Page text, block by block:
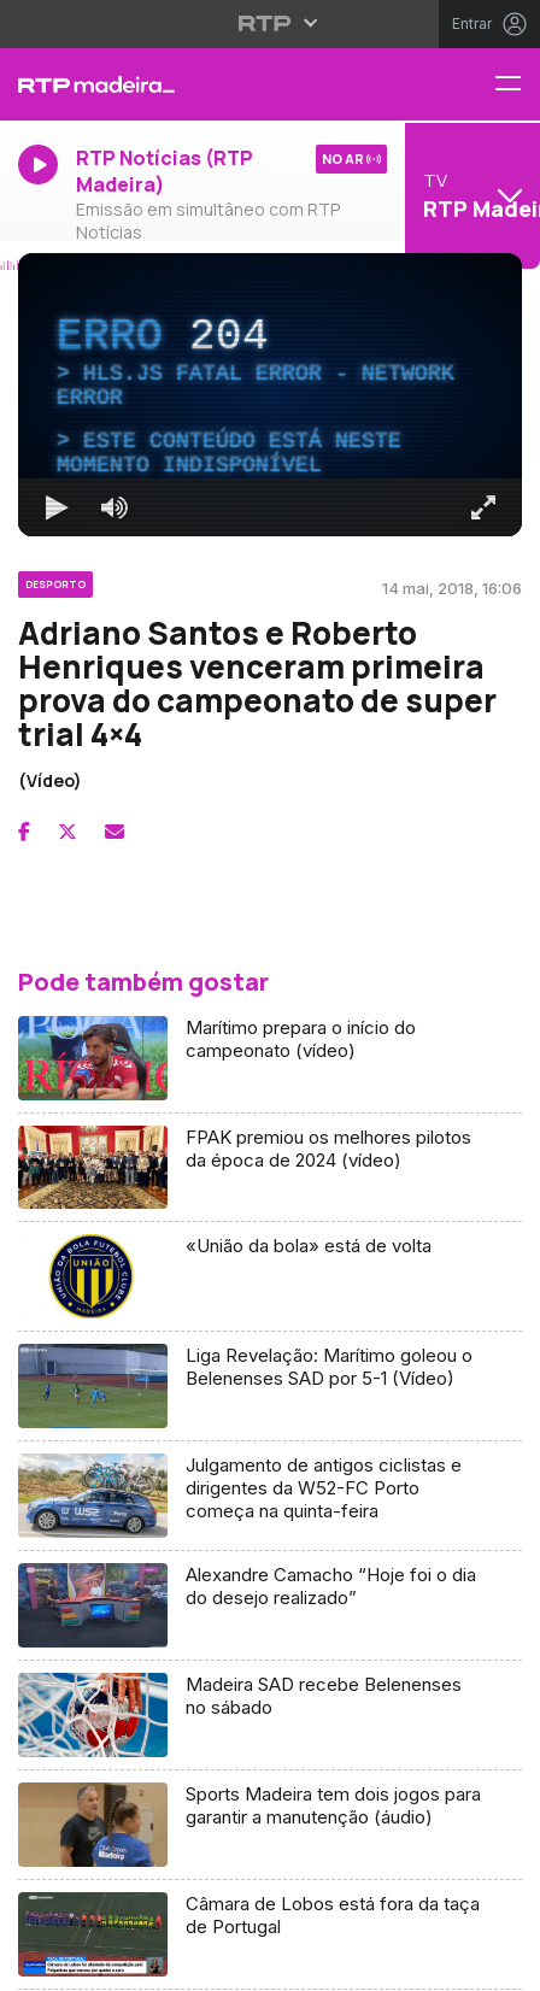
Entrar
RTP Notícias (RTP
Madeira)
Emissão em simultâneo com RTP
Notícias
NO AR
TV
RTP
ERRO204
HLS.JS FATAL ERROR - NETWORK
ERROR
ESTE CONTEÚDO ESTÁ NESTE
MOMENTO INDISPONÍVEL
DESPORTO 14 mai, 2018, 16:06
Adriano Santos e Roberto
Henriques venceram primeira
prova do campeonato de super
trial 4×4
(Vídeo)
Pode também gostar
Marítimo prepara o início do
campeonato (vídeo)
FPAK premiou os melhores pilotos
da época de 2024 (vídeo)
«União da bola» está de volta
Liga Revelação: Marítimo goleou o
Belenenses SAD por 5-1 (Vídeo)
Julgamento de antigos ciclistas e
dirigentes da W52-FC Porto
começa na quinta-feira
Alexandre Camacho “Hoje foi o dia
do desejo realizado”
Madeira SAD recebe Belenenses
no sábado
Sports Madeira tem dois jogos para
garantir a manutenção (áudio)
Câmara de Lobos está fora da taça
de Portugal